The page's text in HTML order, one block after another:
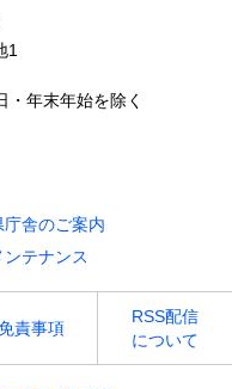
1
年末年始を除く
庁舎のご案内
ンテナンス
責事項
RSS配信
について